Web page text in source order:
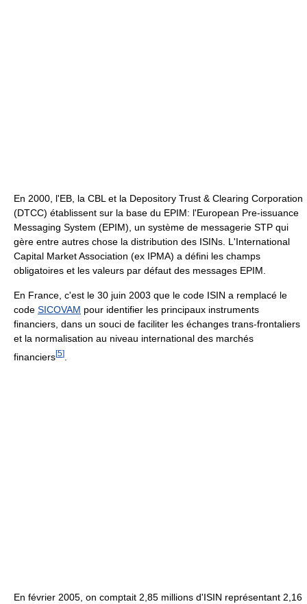
En 2000, l'EB, la CBL et la Depository Trust & Clearing Corporation
(DTCC) établissent sur la base du EPIM: l'European Pre-issuance
Messaging System (EPIM), un système de messagerie STP qui
gère entre autres chose la distribution des ISINs. L'International
Capital Market Association (ex IPMA) a défini les champs
obligatoires et les valeurs par défaut des messages EPIM.
En France, c'est le 30 juin 2003 que le code ISIN a remplacé le
code SICOVAM pour identifier les principaux instruments
financiers, dans un souci de faciliter les échanges trans-frontaliers
et la normalisation au niveau international des marchés
financiers[5]
En février 2005, on comptait 2,85 millions d'ISIN représentant 2,16